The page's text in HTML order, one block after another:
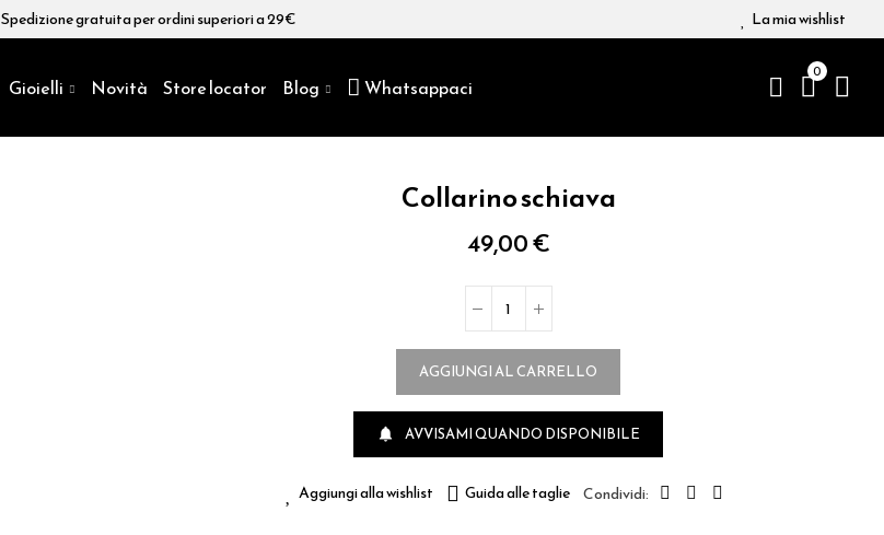
Spedizione gratuita per ordini superiori a 29€ La mia wishlist
Gioielli Novità Store locator Blog Whatsappaci
0
Collarino schiava
49,00 €
AGGIUNGI AL CARRELLO
 AVVISAMI QUANDO DISPONIBILE
Aggiungi alla wishlist Guida alle taglie